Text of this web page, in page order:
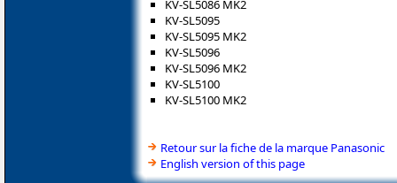
KV-SL5086 MK2
KV-SL5095
KV-SL5095 MK2
KV-SL5096
KV-SL5096 MK2
KV-SL5100
KV-SL5100 MK2
Retour sur la fiche de la marque Panasonic
English version of this page